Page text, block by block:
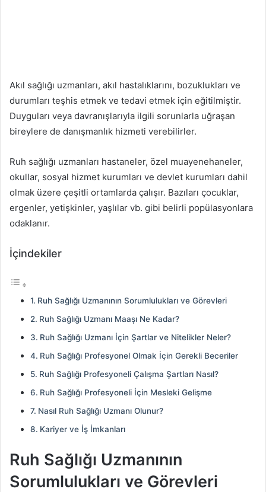
Akıl sağlığı uzmanları, akıl hastalıklarını, bozuklukları ve
durumları teşhis etmek ve tedavi etmek için eğitilmiştir.
Duyguları veya davranışlarıyla ilgili sorunlarla uğraşan
bireylere de danışmanlık hizmeti verebilirler.
Ruh sağlığı uzmanları hastaneler, özel muayenehaneler,
okullar, sosyal hizmet kurumları ve devlet kurumları dahil
olmak üzere çeşitli ortamlarda çalışır. Bazıları çocuklar,
ergenler, yetişkinler, yaşlılar vb. gibi belirli popülasyonlara
odaklanır.
İçindekiler
Ruh Sağlığı Uzmanının Sorumlulukları ve Görevleri
Ruh Sağlığı Uzmanı Maaşı Ne Kadar?
Ruh Sağlığı Uzmanı İçin Şartlar ve Nitelikler Neler?
Ruh Sağlığı Profesyonel Olmak İçin Gerekli Beceriler
Ruh Sağlığı Profesyoneli Çalışma Şartları Nasıl?
Ruh Sağlığı Profesyoneli İçin Mesleki Gelişme
Nasıl Ruh Sağlığı Uzmanı Olunur?
Kariyer ve İş İmkanları
Ruh Sağlığı Uzmanının
Sorumlulukları ve Görevleri